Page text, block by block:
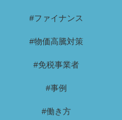
#ファイナンス
#物価高騰対策
#免税事業者
#事例
#働き方